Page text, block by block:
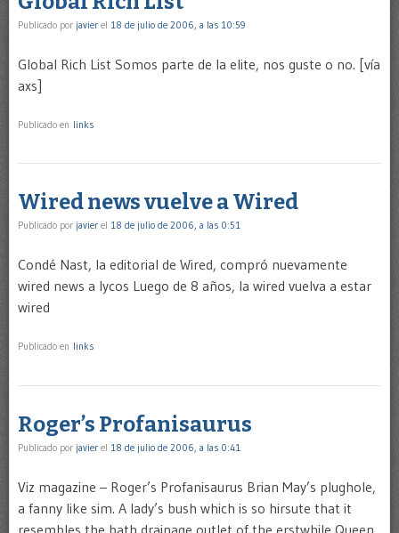
Publicado por javier el 18 de julio de 2006, a las 10:59
Global Rich List Somos parte de la elite, nos guste o no. [vía
axs]
Publicado en links
Wired news vuelve a Wired
Publicado por javier el 18 de julio de 2006, a las 0:51
Condé Nast, la editorial de Wired, compró nuevamente
wired news a lycos Luego de 8 años, la wired vuelva a estar
wired
Publicado en links
Roger’s Profanisaurus
Publicado por javier el 18 de julio de 2006, a las 0:41
Viz magazine – Roger’s Profanisaurus Brian May’s plughole,
a fanny like sim. A lady’s bush which is so hirsute that it